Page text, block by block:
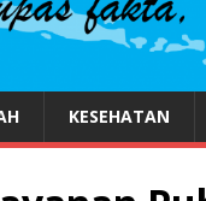
KESEHATAN